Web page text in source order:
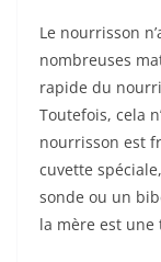
Le nourrisson
nombreuses
rapide du
Toutefois, cela
nourrisson est
cuvette
sonde ou un
la mère est une